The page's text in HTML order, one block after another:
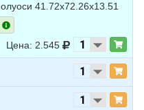
41.72х72.26х13.51
Цена: 2.545